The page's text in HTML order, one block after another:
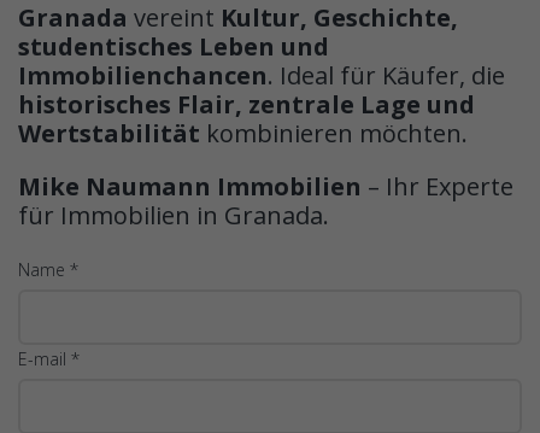
Granada vereint Kultur, Geschichte,
studentisches Leben und
Immobilienchancen. Ideal für Käufer, die
historisches Flair, zentrale Lage und
Wertstabilität kombinieren möchten.
Mike Naumann Immobilien – Ihr Experte
für Immobilien in Granada.
Name *
E-mail *